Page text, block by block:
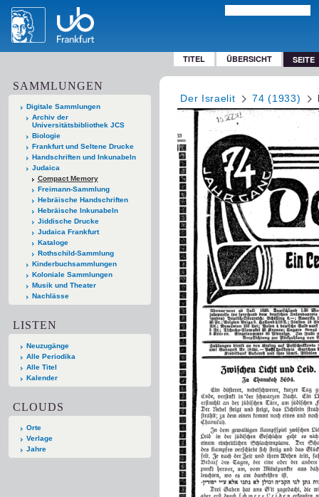
TITEL ÜBERSICHT SEITE
SAMMLUNGEN
Digitale Sammlungen
Archiv der
Universitätsbibliothek JCS
Biologie
Frankfurt und Seltene Drucke
Handschriften und Inkunabeln
Judaica
Compact Memory
Freimann-Sammlung
Hebräische Handschriften
Hebräische Inkunabeln
Jiddische Drucke
Judaica Frankfurt
Kataloge
Rothschild-Sammlung
Kinderbuchsammlungen
Koloniale Sammlungen
Musik und Theater
Nachlässe
LISTEN
Neuzugänge
Alle Periodika
Alle Titel
Kalender
CLOUDS
Orte
Verlage
Jahre
Der Israelit 74 (1933)